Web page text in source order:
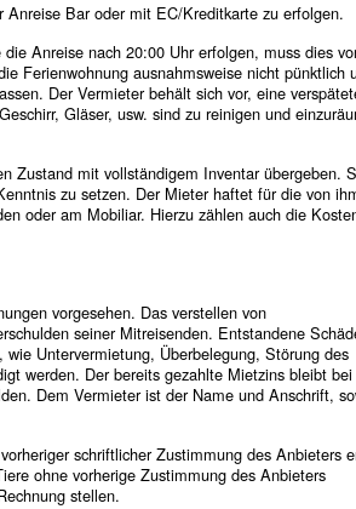
Bar oder mit EC/Kreditkarte zu erfolgen.
Anreise nach 20:00 Uhr erfolgen, muss dies
Ferienwohnung ausnahmsweise nicht pünktlich
Der Vermieter behält sich vor, eine
Gläser, usw. sind zu reinigen und
Zustand mit vollständigem Inventar übergeben.
zu setzen. Der Mieter haftet für die von
oder am Mobiliar. Hierzu zählen auch die
vorgesehen. Das verstellen von
seiner Mitreisenden. Entstandene
Untervermietung, Überbelegung, Störung des
werden. Der bereits gezahlte Mietzins bleibt
Dem Vermieter ist der Name und Anschrift,
schriftlicher Zustimmung des Anbieters
ohne vorherige Zustimmung des Anbieters
stellen.